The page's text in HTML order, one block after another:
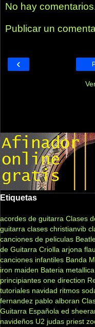
No hay
Publicar un
‹
Etiquetas
acordes de guitarra Clases
guitarra clases christianvib
canciones de peliculas
de Guitarra Criolla arjona
canciones infantiles Banda
iron maiden Bateria metallica
principiantes one direction
tutoriales navidad ritmos
fernandez pablo alboran
Guitarra Española ed
navideños U2 judas priest